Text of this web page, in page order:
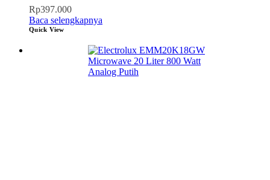
Rp397.000
Baca selengkapnya
Quick View